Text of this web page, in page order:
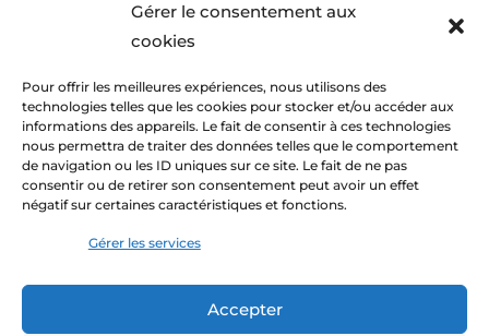
Gérer le consentement aux
cookies
Pour offrir les meilleures expériences, nous utilisons des
technologies telles que les cookies pour stocker et/ou accéder aux
informations des appareils. Le fait de consentir à ces technologies
nous permettra de traiter des données telles que le comportement
de navigation ou les ID uniques sur ce site. Le fait de ne pas
consentir ou de retirer son consentement peut avoir un effet
négatif sur certaines caractéristiques et fonctions.
Gérer les services
Accepter
Visiter le site web →
Saines relations, Santé mentale
SEXUELLE
Outil Tous
Partout au Québec
Ligne d’écoute et de référence si tu as vécu
de la violence sexuelle ou si tu veux aider
Saines relations, Santé mentale
JE SUIS UN JEUNE